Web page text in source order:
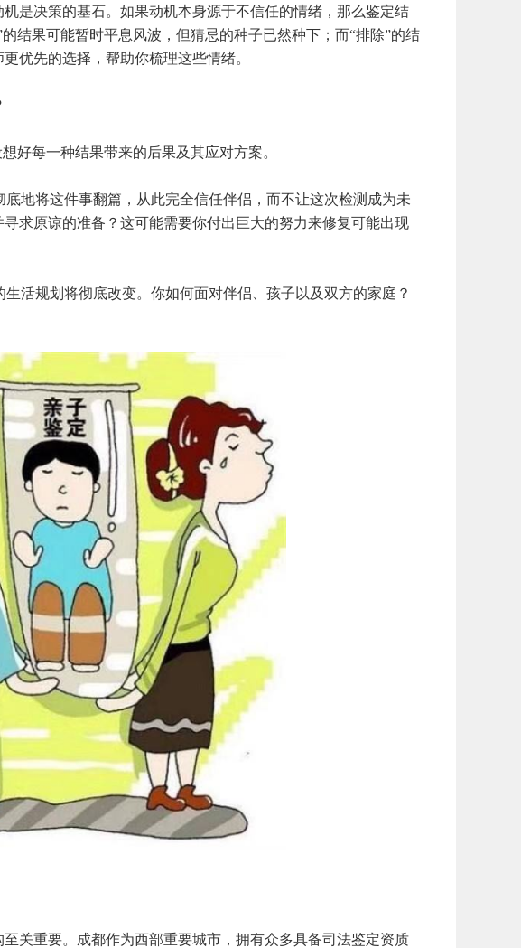
决策的基石。如果动机本身源于不信任的情绪，那么鉴定结
结果可能暂时平息风波，但猜忌的种子已然种下；而“排除”的结
优先的选择，帮助你梳理这些情绪。
每一种结果带来的后果及其应对方案。
地将这件事翻篇，从此完全信任伴侣，而不让这次检测成为未
求原谅的准备？这可能需要你付出巨大的努力来修复可能出现
规划将彻底改变。你如何面对伴侣、孩子以及双方的家庭？
重要。成都作为西部重要城市，拥有众多具备司法鉴定资质